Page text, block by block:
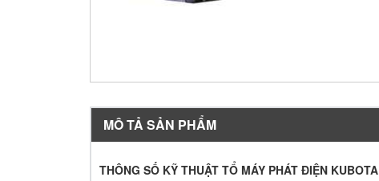
MÔ TẢ SẢN PHẨM
THÔNG SỐ KỸ THUẬT TỔ MÁY PHÁT ĐIỆN KUBOTA